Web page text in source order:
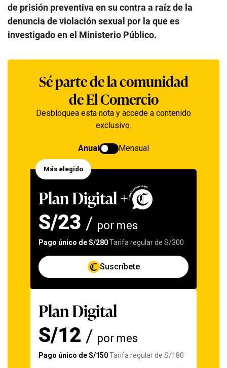
de prisión preventiva en su contra a raíz de la
denuncia de violación sexual por la que es
investigado en el Ministerio Público.